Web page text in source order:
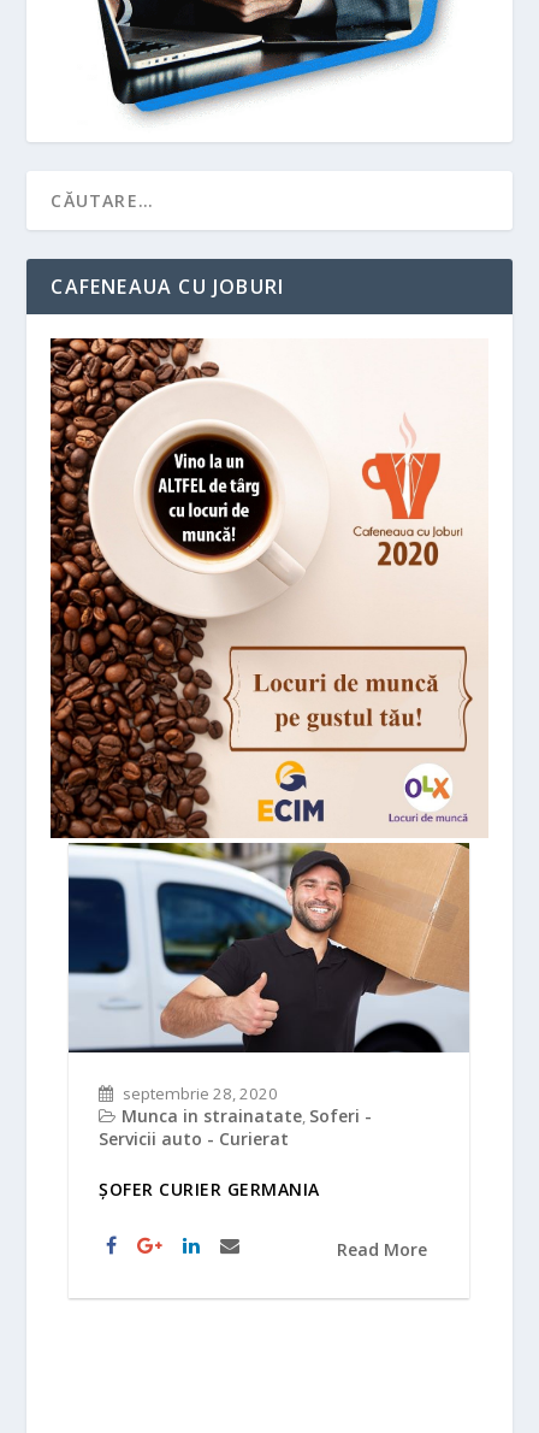
CAFENEAUA CU JOBURI
septembrie 28, 2020
Munca in strainatate, Soferi -
Servicii auto - Curierat
ȘOFER CURIER GERMANIA
Read More